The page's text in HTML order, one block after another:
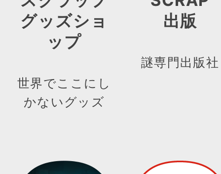
グッズショ
ップ
世界でここにし
かないグッズ
出版
謎専門出版社